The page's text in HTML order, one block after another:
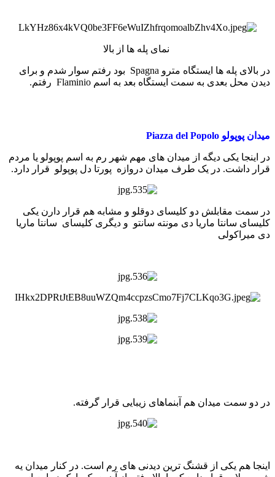
نمای پله ها از بالا
در بالای پله ها ایستگاه مترو Spagna بود رفتم سوار شدم و برای
دیدن محل بعدی به سمت ایستگاه بعد به اسم Flaminio رفتم.
میدان پوپولو Piazza del Popolo
در اینجا یکی دیگه از میدان های مهم شهر رم به اسم پوپولو یا مردم
قرار داشت. در یک طرف میدان دروازه پورتا دل پوپولو قرار دارد.
در سمت مقابلش دو کلیسای دوقلو و مشابه هم قرار دارن یکی
کلیسای سانتا ماریا دی مونته سانتو و دیگری کلیسای سانتا ماریا
دی میراکولی
در دو سمت میدان هم آبنماهای زیبایی قرار گرفته.
اینجا هم یکی از قشنگ ترین دیدنی های رم است. در کنار میدان یه